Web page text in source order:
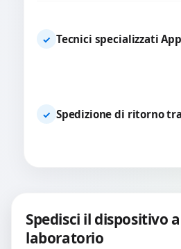
✓ Tecnici specializzati
✓ Spedizione di ritorno
Spedisci il dispositivo
laboratorio